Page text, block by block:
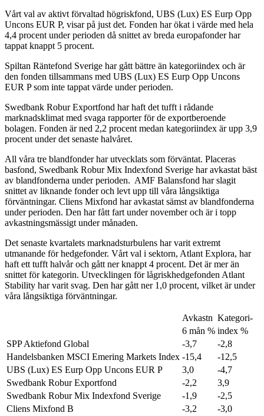
Vårt val av aktivt förvaltad högriskfond, UBS (Lux) ES Eurp Opp
Uncons EUR P, visar på just det. Fonden har ökat i värde med hela
4,4 procent under perioden då snittet av breda europafonder har
tappat knappt 5 procent.
Spiltan Räntefond Sverige har gått bättre än kategoriindex och är
den fonden tillsammans med UBS (Lux) ES Eurp Opp Uncons
EUR P som inte tappat värde under perioden.
Swedbank Robur Exportfond har haft det tufft i rådande
marknadsklimat med svaga rapporter för de exportberoende
bolagen. Fonden är ned 2,2 procent medan kategoriindex är upp 3,9
procent under det senaste halvåret.
All våra tre blandfonder har utvecklats som förväntat. Placeras
basfond, Swedbank Robur Mix Indexfond Sverige har avkastat bäst
av blandfonderna under perioden. AMF Balansfond har slagit
snittet av liknande fonder och levt upp till våra långsiktiga
förväntningar. Cliens Mixfond har avkastat sämst av blandfonderna
under perioden. Den har fått fart under november och är i topp
avkastningsmässigt under månaden.
Det senaste kvartalets marknadsturbulens har varit extremt
utmanande för hedgefonder. Vårt val i sektorn, Atlant Explora, har
haft ett tufft halvår och gått ner knappt 4 procent. Det är mer än
snittet för kategorin. Utvecklingen för lågriskhedgefonden Atlant
Stability har varit svag. Den har gått ner 1,0 procent, vilket är under
våra långsiktiga förväntningar.
Avkastn Kategori-
6 mån % index %
SPP Aktiefond Global
-3,7
-2,8
Handelsbanken MSCI Emering Markets Index -15,4
-12,5
UBS (Lux) ES Eurp Opp Uncons EUR P
3,0
-4,7
Swedbank Robur Exportfond
-2,2
3,9
Swedbank Robur Mix Indexfond Sverige
-1,9
-2,5
Cliens Mixfond B
-3,2
-3,0